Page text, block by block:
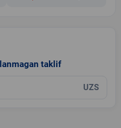
taklif
UZS